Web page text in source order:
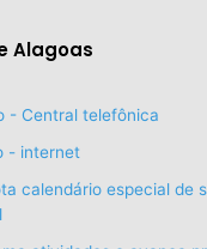
Alagoas
- Central telefônica
- internet
calendário especial de